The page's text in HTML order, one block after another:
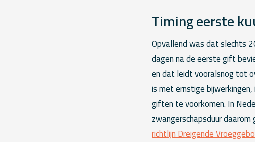
Timing eerste
Opvallend was dat slechts
dagen na de eerste gift
en dat leidt vooralsnog tot
is met ernstige
giften te voorkomen. In
zwangerschapsduur
richtlijn Dreigende